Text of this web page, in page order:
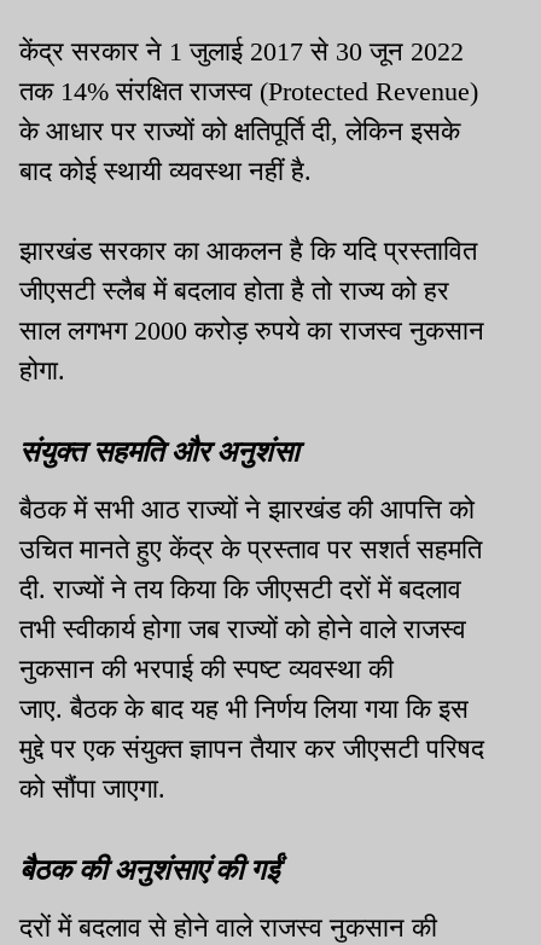
केंद्र सरकार ने 1 जुलाई 2017 से 30 जून 2022
तक 14% संरक्षित राजस्व (Protected Revenue)
के आधार पर राज्यों को क्षतिपूर्ति दी, लेकिन इसके
बाद कोई स्थायी व्यवस्था नहीं है.
झारखंड सरकार का आकलन है कि यदि प्रस्तावित
जीएसटी स्लैब में बदलाव होता है तो राज्य को हर
साल लगभग 2000 करोड़ रुपये का राजस्व नुकसान
होगा.
संयुक्त सहमति और अनुशंसा
बैठक में सभी आठ राज्यों ने झारखंड की आपत्ति को
उचित मानते हुए केंद्र के प्रस्ताव पर सशर्त सहमति
दी. राज्यों ने तय किया कि जीएसटी दरों में बदलाव
तभी स्वीकार्य होगा जब राज्यों को होने वाले राजस्व
नुकसान की भरपाई की स्पष्ट व्यवस्था की
जाए. बैठक के बाद यह भी निर्णय लिया गया कि इस
मुद्दे पर एक संयुक्त ज्ञापन तैयार कर जीएसटी परिषद
को सौंपा जाएगा.
बैठक की अनुशंसाएं की गईं
दरों में बदलाव से होने वाले राजस्व नुकसान की